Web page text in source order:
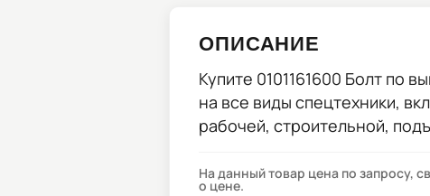
ОПИСАНИЕ
Купите 0101161600 Болт по
на все виды спецтехники,
рабочей, строительной,
На данный товар цена по запросу,
о цене.